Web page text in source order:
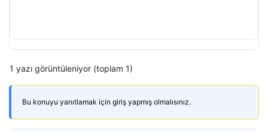
1 yazı görüntüleniyor (toplam 1)
Bu konuyu yanıtlamak için giriş yapmış olmalısınız.